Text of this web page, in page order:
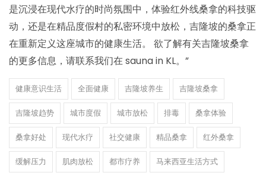
是沉浸在现代水疗的时尚氛围中，体验红外线桑拿的科技驱
动，还是在精品度假村的私密环境中放松，吉隆坡的桑拿正
在重新定义这座城市的健康生活。 欲了解有关吉隆坡桑拿
的更多信息，请联系我们在 sauna in KL。”
健康意识生活 全面健康 吉隆坡养生 吉隆坡桑拿
吉隆坡趋势 城市度假 城市放松 排毒 桑拿体验
桑拿好处 现代水疗 社交健康 精品桑拿 红外桑拿
缓解压力 肌肉放松 都市疗养 马来西亚生活方式